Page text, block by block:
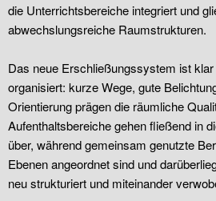
die Unterrichtsbereiche integriert und
abwechslungsreiche Raumstrukturen.
Das neue Erschließungssystem ist
organisiert: kurze Wege, gute
Orientierung prägen die räumliche
Aufenthaltsbereiche gehen fließend in
über, während gemeinsam genutzte
Ebenen angeordnet sind und
neu strukturiert und miteinander